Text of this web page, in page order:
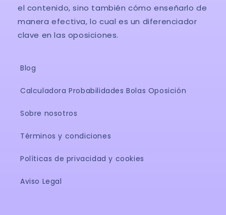
el contenido, sino también cómo enseñarlo de
manera efectiva, lo cual es un diferenciador
clave en las oposiciones.
Blog
Calculadora Probabilidades Bolas Oposición
Sobre nosotros
Términos y condiciones
Políticas de privacidad y cookies
Aviso Legal